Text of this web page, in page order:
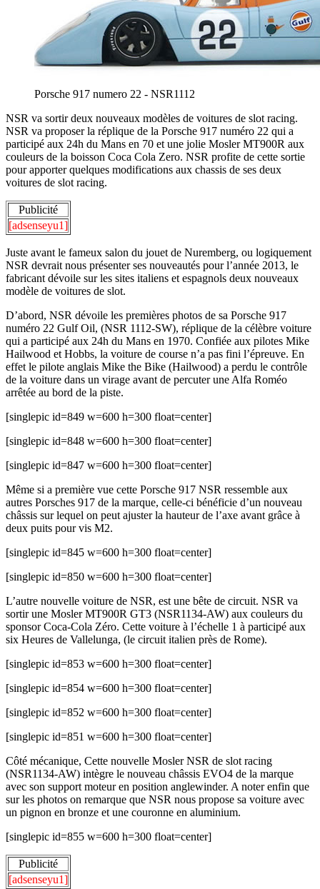
Porsche 917 numero 22 - NSR1112
NSR va sortir deux nouveaux modèles de voitures de slot racing.
NSR va proposer la réplique de la Porsche 917 numéro 22 qui a
participé aux 24h du Mans en 70 et une jolie Mosler MT900R aux
couleurs de la boisson Coca Cola Zero. NSR profite de cette sortie
pour apporter quelques modifications aux chassis de ses deux
voitures de slot racing.
Publicité
[adsenseyu1]
Juste avant le fameux salon du jouet de Nuremberg, ou logiquement
NSR devrait nous présenter ses nouveautés pour l’année 2013, le
fabricant dévoile sur les sites italiens et espagnols deux nouveaux
modèle de voitures de slot.
D’abord, NSR dévoile les premières photos de sa Porsche 917
numéro 22 Gulf Oil, (NSR 1112-SW), réplique de la célèbre voiture
qui a participé aux 24h du Mans en 1970. Confiée aux pilotes Mike
Hailwood et Hobbs, la voiture de course n’a pas fini l’épreuve. En
effet le pilote anglais Mike the Bike (Hailwood) a perdu le contrôle
de la voiture dans un virage avant de percuter une Alfa Roméo
arrêtée au bord de la piste.
[singlepic id=849 w=600 h=300 float=center]
[singlepic id=848 w=600 h=300 float=center]
[singlepic id=847 w=600 h=300 float=center]
Même si a première vue cette Porsche 917 NSR ressemble aux
autres Porsches 917 de la marque, celle-ci bénéficie d’un nouveau
châssis sur lequel on peut ajuster la hauteur de l’axe avant grâce à
deux puits pour vis M2.
[singlepic id=845 w=600 h=300 float=center]
[singlepic id=850 w=600 h=300 float=center]
L’autre nouvelle voiture de NSR, est une bête de circuit. NSR va
sortir une Mosler MT900R GT3 (NSR1134-AW) aux couleurs du
sponsor Coca-Cola Zéro. Cette voiture à l’échelle 1 à participé aux
six Heures de Vallelunga, (le circuit italien près de Rome).
[singlepic id=853 w=600 h=300 float=center]
[singlepic id=854 w=600 h=300 float=center]
[singlepic id=852 w=600 h=300 float=center]
[singlepic id=851 w=600 h=300 float=center]
Côté mécanique, Cette nouvelle Mosler NSR de slot racing
(NSR1134-AW) intègre le nouveau châssis EVO4 de la marque
avec son support moteur en position anglewinder. A noter enfin que
sur les photos on remarque que NSR nous propose sa voiture avec
un pignon en bronze et une couronne en aluminium.
[singlepic id=855 w=600 h=300 float=center]
Publicité
[adsenseyu1]